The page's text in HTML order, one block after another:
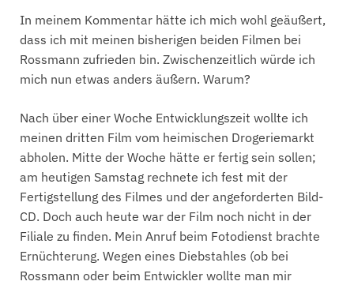
In meinem Kommentar hätte ich mich wohl geäußert,
dass ich mit meinen bisherigen beiden Filmen bei
Rossmann zufrieden bin. Zwischenzeitlich würde ich
mich nun etwas anders äußern. Warum?
Nach über einer Woche Entwicklungszeit wollte ich
meinen dritten Film vom heimischen Drogeriemarkt
abholen. Mitte der Woche hätte er fertig sein sollen;
am heutigen Samstag rechnete ich fest mit der
Fertigstellung des Filmes und der angeforderten Bild-
CD. Doch auch heute war der Film noch nicht in der
Filiale zu finden. Mein Anruf beim Fotodienst brachte
Ernüchterung. Wegen eines Diebstahles (ob bei
Rossmann oder beim Entwickler wollte man mir